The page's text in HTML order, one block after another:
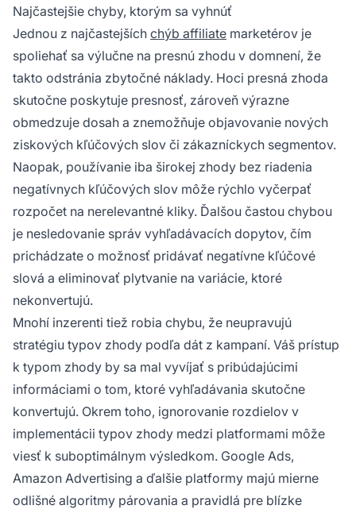
Najčastejšie chyby, ktorým sa vyhnúť
Jednou z najčastejších chýb affiliate marketérov je
spoliehať sa výlučne na presnú zhodu v domnení, že
takto odstránia zbytočné náklady. Hoci presná zhoda
skutočne poskytuje presnosť, zároveň výrazne
obmedzuje dosah a znemožňuje objavovanie nových
ziskových kľúčových slov či zákazníckych segmentov.
Naopak, používanie iba širokej zhody bez riadenia
negatívnych kľúčových slov môže rýchlo vyčerpať
rozpočet na nerelevantné kliky. Ďalšou častou chybou
je nesledovanie správ vyhľadávacích dopytov, čím
prichádzate o možnosť pridávať negatívne kľúčové
slová a eliminovať plytvanie na variácie, ktoré
nekonvertujú.
Mnohí inzerenti tiež robia chybu, že neupravujú
stratégiu typov zhody podľa dát z kampaní. Váš prístup
k typom zhody by sa mal vyvíjať s pribúdajúcimi
informáciami o tom, ktoré vyhľadávania skutočne
konvertujú. Okrem toho, ignorovanie rozdielov v
implementácii typov zhody medzi platformami môže
viesť k suboptimálnym výsledkom. Google Ads,
Amazon Advertising a ďalšie platformy majú mierne
odlišné algoritmy párovania a pravidlá pre blízke